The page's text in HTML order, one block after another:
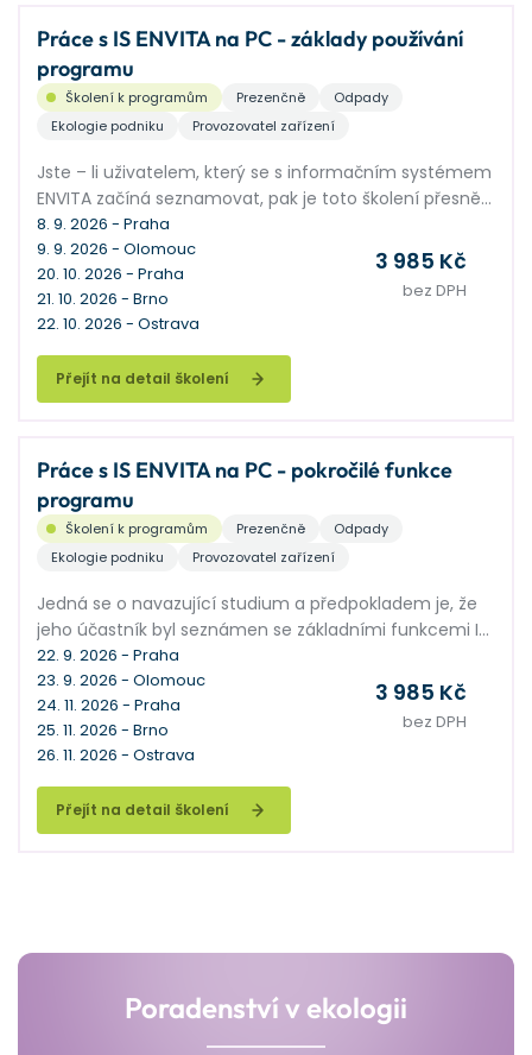
Práce s IS ENVITA na PC - základy používání
programu
Školení k programům Prezenčně
Odpady
Ekologie podniku
Provozovatel zařízení
Jste – li uživatelem, který se s informačním systémem
ENVITA začíná seznamovat, pak je toto školení přesně
pro vás.
Přejít na detail školení
8. 9. 2026 - Praha
9. 9. 2026 - Olomouc
20. 10. 2026 - Praha
21. 10. 2026 - Brno
22. 10. 2026 - Ostrava
3 985 Kč
bez DPH
Práce s IS ENVITA na PC - pokročilé funkce
programu
Školení k programům Prezenčně
Odpady
Ekologie podniku
Provozovatel zařízení
Jedná se o navazující studium a předpokladem je, že
jeho účastník byl seznámen se základními funkcemi IS
ENVITA. Seminář je zaměřen na podrobné vysvětlení
práce s IS ENVITA pro jeho pokročilé uživatele. Společně
probereme pokročilé funkce v agendách Subjekty a
Odpady, vysvětlíme hromadné operace a mnoho
dalších nadstavbových funkcí, kterými se naučíte
využívat ENVITU na maximum.
Přejít na detail školení
22. 9. 2026 - Praha
23. 9. 2026 - Olomouc
24. 11. 2026 - Praha
25. 11. 2026 - Brno
26. 11. 2026 - Ostrava
3 985 Kč
bez DPH
Poradenství v ekologii